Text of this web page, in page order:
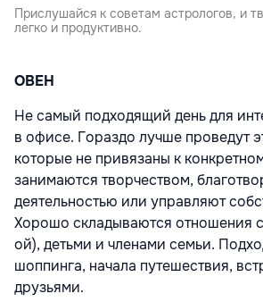
Прислушайся к советам астрологов, и
легко и продуктивно.
ОВЕН
Не самый подходящий день для
в офисе. Гораздо лучше проведут
которые не привязаны к
занимаются творчеством,
деятельностью или управляют
Хорошо складываются отношения
ой), детьми и членами семьи.
шоппинга, начала путешествия,
друзьями.